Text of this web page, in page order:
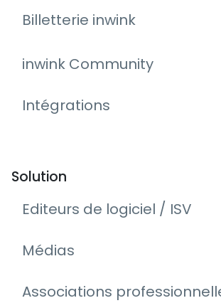
Billetterie inwink
inwink Community
Intégrations
Solution
Editeurs de logiciel / ISV
Médias
Associations